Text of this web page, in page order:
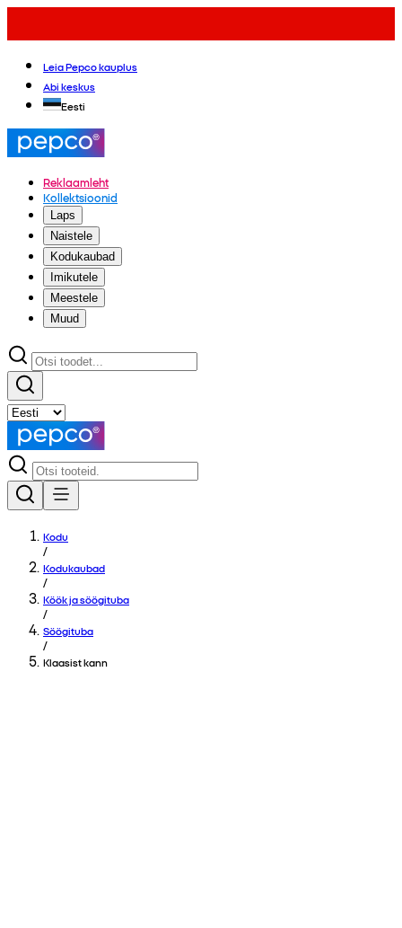
Leia Pepco kauplus
Abi keskus
Eesti
Reklaamleht
Kollektsioonid
Laps
Naistele
Kodukaubad
Imikutele
Meestele
Muud
Kodu
/
Kodukaubad
/
Köök ja söögituba
/
Söögituba
/
Klaasist kann